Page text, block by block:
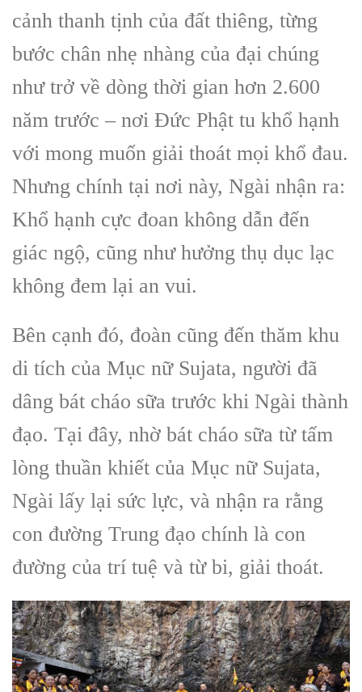
cảnh thanh tịnh của đất thiêng, từng
bước chân nhẹ nhàng của đại chúng
như trở về dòng thời gian hơn 2.600
năm trước – nơi Đức Phật tu khổ hạnh
với mong muốn giải thoát mọi khổ đau.
Nhưng chính tại nơi này, Ngài nhận ra:
Khổ hạnh cực đoan không dẫn đến
giác ngộ, cũng như hưởng thụ dục lạc
không đem lại an vui.
Bên cạnh đó, đoàn cũng đến thăm khu
di tích của Mục nữ Sujata, người đã
dâng bát cháo sữa trước khi Ngài thành
đạo. Tại đây, nhờ bát cháo sữa từ tấm
lòng thuần khiết của Mục nữ Sujata,
Ngài lấy lại sức lực, và nhận ra rằng
con đường Trung đạo chính là con
đường của trí tuệ và từ bi, giải thoát.